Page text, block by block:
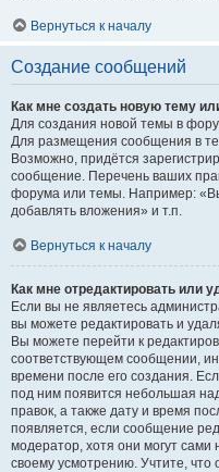
Вернуться к началу
Создание сообщений
Как мне создать новую тему
Для создания новой темы в
Для размещения сообщения в
Возможно, придётся
сообщение. Перечень ваших
форума или темы. Например:
добавлять вложения» и т.п.
Вернуться к началу
Как мне отредактировать или
Если вы не являетесь
вы можете редактировать и
Вы можете перейти к
соответствующем сообщении,
времени после его создания.
под ним появится небольшая
правок, а также дату и время
появляется, если сообщение
модератор, хотя они могут
своему усмотрению. Учтите, что